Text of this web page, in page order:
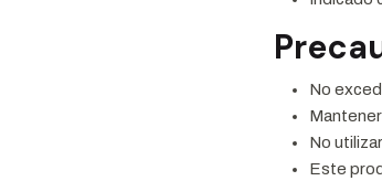
No
No
Este